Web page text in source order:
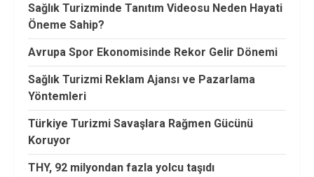
Sağlık Turizminde Tanıtım Videosu Neden Hayati
Öneme Sahip?
Avrupa Spor Ekonomisinde Rekor Gelir Dönemi
Sağlık Turizmi Reklam Ajansı ve Pazarlama
Yöntemleri
Türkiye Turizmi Savaşlara Rağmen Gücünü
Koruyor
THY, 92 milyondan fazla yolcu taşıdı